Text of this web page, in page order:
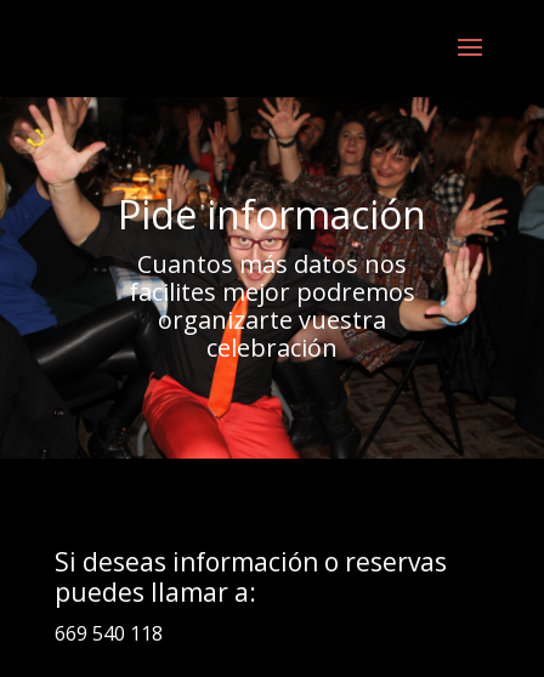
Pide información
Cuantos más datos nos
facilites mejor podremos
organizarte vuestra
celebración
Si deseas información o reservas
puedes llamar a:
669 540 118